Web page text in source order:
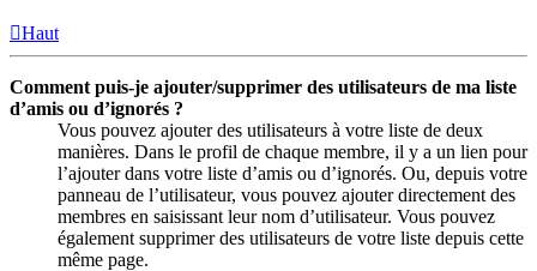
Haut
Comment puis-je ajouter/supprimer des utilisateurs de ma liste
d’amis ou d’ignorés ?
Vous pouvez ajouter des utilisateurs à votre liste de deux
manières. Dans le profil de chaque membre, il y a un lien pour
l’ajouter dans votre liste d’amis ou d’ignorés. Ou, depuis votre
panneau de l’utilisateur, vous pouvez ajouter directement des
membres en saisissant leur nom d’utilisateur. Vous pouvez
également supprimer des utilisateurs de votre liste depuis cette
même page.